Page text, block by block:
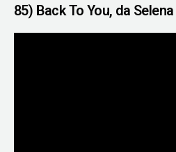
85) Back To You, da